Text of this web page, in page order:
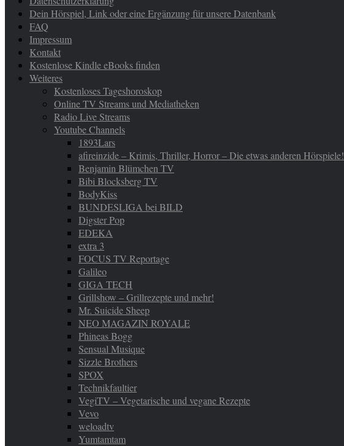
Dein Hörspiel, Link oder eine Ergänzung für unsere Datenbank
FAQ
Impressum
Kontakt
Kostenlose Kindle eBooks finden
Weiteres
Kostenloses Tageshoroskop
Online TV Streams und Mediatheken
Radio Live Streams
Youtube Channels
1893Lars
afireinzide – Krimis, Thriller, Horror – Die etwas anderen Hörspiele!
Benjamin Blümchen TV
Bibi Blocksberg TV
BodyKiss
BUNDESLIGA bei BILD
Digster Pop
EDEKA
extra 3
FOCUS TV Reportage
Galileo
GIGA TECH
Grillshow – Grillrezepte und mehr!
Mr. Suicide Sheep
NEO MAGAZIN ROYALE
Phineas Bogg
Sensual Musique
Sizzle Brothers
SPOX
Technikfaultier
VegiTV – Vegetarische und vegane Rezepte
Vevo
weloadtv
Yumtamtam